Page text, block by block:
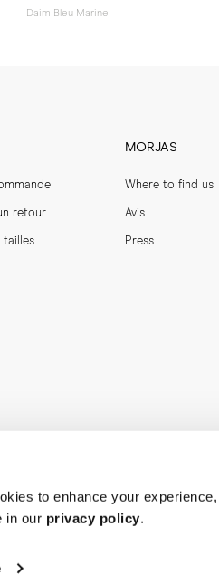
to enhance your
in our privacy policy.
Daim Bleu Marine
retour
tailles
MORJAS
Where to find us
Avis
Press